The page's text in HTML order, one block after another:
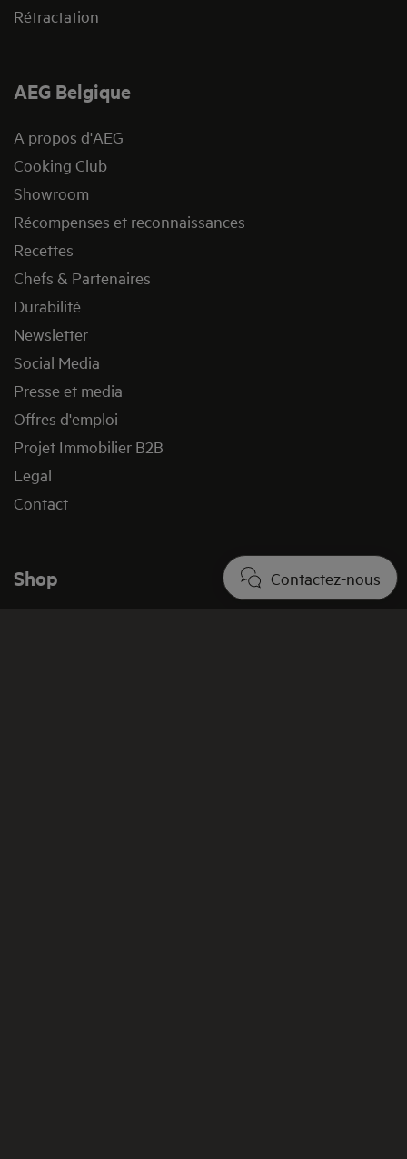
Contactez-nous
Rétractation
AEG Belgique
A propos d'AEG
Cooking Club
Showroom
Récompenses et reconnaissances
Recettes
Chefs & Partenaires
Durabilité
Newsletter
Social Media
Presse et media
Offres d'emploi
Projet Immobilier B2B
Legal
Contact
Shop